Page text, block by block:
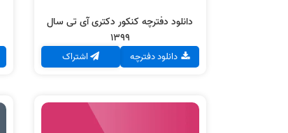
دانلود دفترچه کنکور دکتری آی تی سال
1399
دانلود دفترچه اشتراک
دانلود دفترچه کنکور دکتری آی